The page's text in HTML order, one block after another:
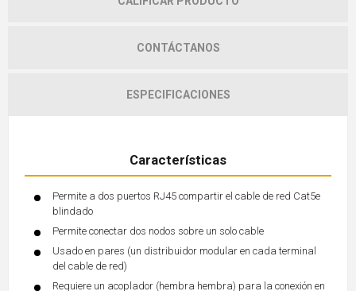
CONTÁCTANOS
ESPECIFICACIONES
Características
Permite a dos puertos RJ45 compartir el cable de red Cat5e
blindado
Permite conectar dos nodos sobre un solo cable
Usado en pares (un distribuidor modular en cada terminal
del cable de red)
Requiere un acoplador (hembra hembra) para la conexión en